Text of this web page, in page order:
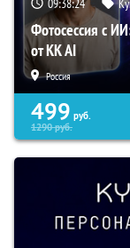
09:38:23
Фотосессия с
от KK AI
Россия
499 руб.
1290руб.